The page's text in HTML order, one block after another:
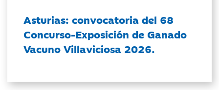
Asturias: convocatoria del 68
Concurso-Exposición de Ganado
Vacuno Villaviciosa 2026.